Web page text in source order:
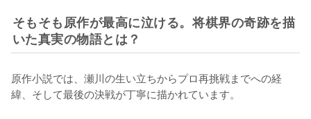
そもそも原作が最高に泣ける。将棋界の奇跡を描
いた真実の物語とは？
原作小説では、瀬川の生い立ちからプロ再挑戦までへの経
緯、そして最後の決戦が丁寧に描かれています。